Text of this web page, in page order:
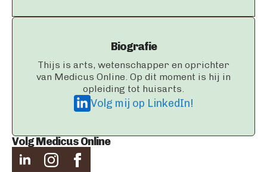
Biografie
Thijs is arts, wetenschapper en oprichter
van Medicus Online. Op dit moment is hij in
opleiding tot huisarts.
Volg mij op LinkedIn!
Volg Medicus Online